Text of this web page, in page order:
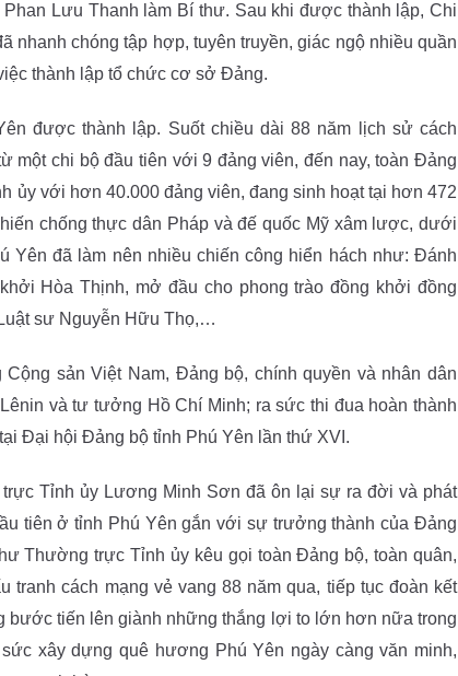
Lưu Thanh làm Bí thư. Sau khi được thành lập, Chi
nhanh chóng tập hợp, tuyên truyền, giác ngộ nhiều quần
thành lập tổ chức cơ sở Đảng.
được thành lập. Suốt chiều dài 88 năm lịch sử cách
một chi bộ đầu tiên với 9 đảng viên, đến nay, toàn Đảng
ủy với hơn 40.000 đảng viên, đang sinh hoạt tại hơn 472
chống thực dân Pháp và đế quốc Mỹ xâm lược, dưới
Yên đã làm nên nhiều chiến công hiển hách như: Đánh
Hòa Thịnh, mở đầu cho phong trào đồng khởi đồng
sư Nguyễn Hữu Thọ,…
sản Việt Nam, Đảng bộ, chính quyền và nhân dân
và tư tưởng Hồ Chí Minh; ra sức thi đua hoàn thành
Đại hội Đảng bộ tỉnh Phú Yên lần thứ XVI.
Tỉnh ủy Lương Minh Sơn đã ôn lại sự ra đời và phát
tiên ở tỉnh Phú Yên gắn với sự trưởng thành của Đảng
Thường trực Tỉnh ủy kêu gọi toàn Đảng bộ, toàn quân,
tranh cách mạng vẻ vang 88 năm qua, tiếp tục đoàn kết
bước tiến lên giành những thắng lợi to lớn hơn nữa trong
xây dựng quê hương Phú Yên ngày càng văn minh,